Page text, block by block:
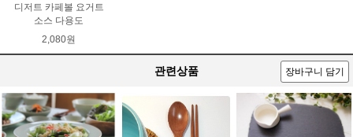
디저트 카페볼 요거트
소스 다용도
2,080원
관련상품 장바구니 담기